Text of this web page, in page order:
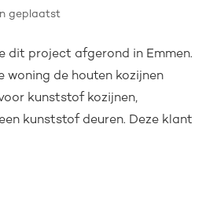
geplaatst
dit project afgerond in Emmen.
woning de houten kozijnen
kunststof kozijnen,
kunststof deuren. Deze klant